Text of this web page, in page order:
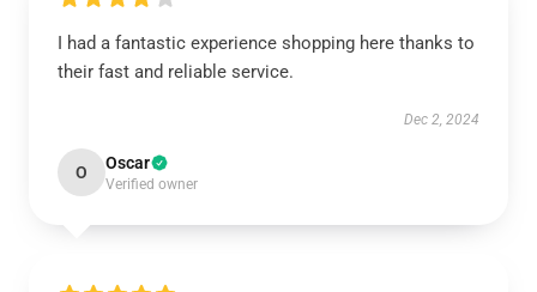
I had a fantastic experience shopping here thanks to
their fast and reliable service.
Dec 2, 2024
O Oscar
Verified owner